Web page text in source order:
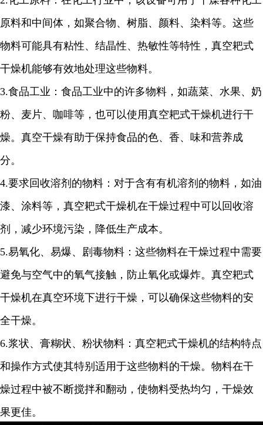
原料和中间体，如聚合物、树脂、颜料、染料等。这些
物料可能具有粘性、结晶性、热敏性等特性，真空耙式
干燥机能够有效地处理这些物料。
3.食品工业：食品工业中的许多物料，如蔬菜、水果、奶
粉、麦片、咖啡等，也可以使用真空耙式干燥机进行干
燥。真空干燥有助于保持食品的色、香、味和营养成
分。
4.要求回收溶剂的物料：对于含有有机溶剂的物料，如油
漆、涂料等，真空耙式干燥机在干燥过程中可以回收溶
剂，减少环境污染，降低生产成本。
5.易氧化、易爆、剧毒物料：这些物料在干燥过程中需要
避免与空气中的氧气接触，防止氧化或爆炸。真空耙式
干燥机在真空环境下进行干燥，可以确保这些物料的安
全干燥。
6.浆状、膏糊状、粉状物料：真空耙式干燥机的结构特点
和操作方式使其特别适用于这些物料的干燥。物料在干
燥过程中被不断搅拌和翻动，使物料受热均匀，干燥效
果更佳。